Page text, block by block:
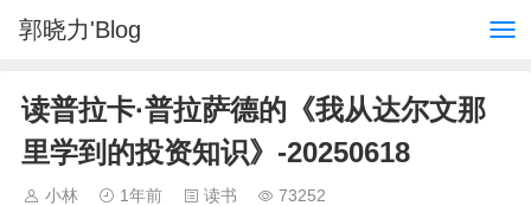
郭晓力'Blog
读普拉卡·普拉萨德的《我从达尔文那
里学到的投资知识》-20250618
小林 1年前 读书 73252